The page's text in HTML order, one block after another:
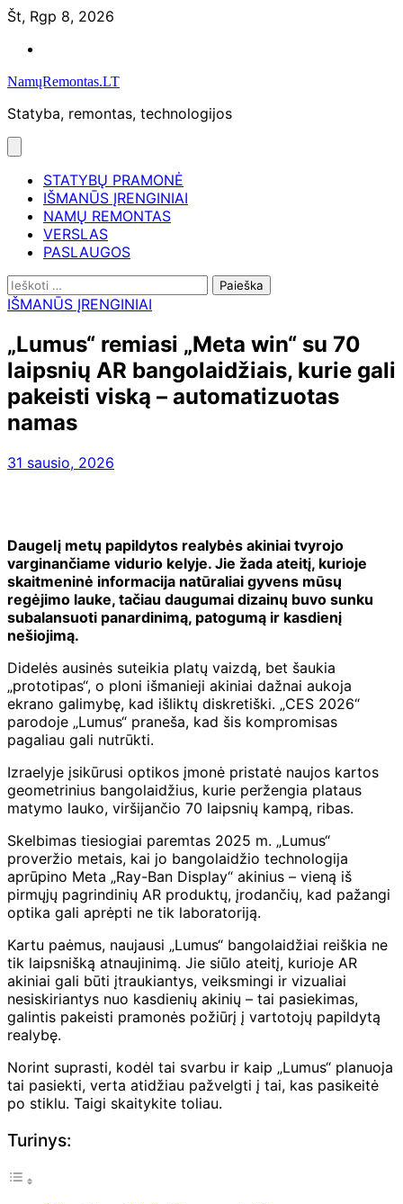
Skip
content
Št, Rgp 8, 2026
NamųRemontas.LT
Statyba, remontas, technologijos
STATYBŲ PRAMONĖ
IŠMANŪS ĮRENGINIAI
NAMŲ REMONTAS
VERSLAS
PASLAUGOS
Ieškoti:
IŠMANŪS ĮRENGINIAI
„Lumus“ remiasi „Meta win“ su 70
laipsnių AR bangolaidžiais, kurie gali
pakeisti viską – automatizuotas
namas
31 sausio, 2026
Daugelį metų papildytos realybės akiniai tvyrojo
varginančiame vidurio kelyje. Jie žada ateitį, kurioje
skaitmeninė informacija natūraliai gyvens mūsų
regėjimo lauke, tačiau daugumai dizainų buvo sunku
subalansuoti panardinimą, patogumą ir kasdienį
nešiojimą.
Didelės ausinės suteikia platų vaizdą, bet šaukia
„prototipas“, o ploni išmanieji akiniai dažnai aukoja
ekrano galimybę, kad išliktų diskretiški. „CES 2026“
parodoje „Lumus“ praneša, kad šis kompromisas
pagaliau gali nutrūkti.
Izraelyje įsikūrusi optikos įmonė pristatė naujos kartos
geometrinius bangolaidžius, kurie peržengia plataus
matymo lauko, viršijančio 70 laipsnių kampą, ribas.
Skelbimas tiesiogiai paremtas 2025 m. „Lumus“
proveržio metais, kai jo bangolaidžio technologija
aprūpino Meta „Ray-Ban Display“ akinius – vieną iš
pirmųjų pagrindinių AR produktų, įrodančių, kad pažangi
optika gali aprėpti ne tik laboratoriją.
Kartu paėmus, naujausi „Lumus“ bangolaidžiai reiškia ne
tik laipsnišką atnaujinimą. Jie siūlo ateitį, kurioje AR
akiniai gali būti įtraukiantys, veiksmingi ir vizualiai
nesiskiriantys nuo kasdienių akinių – tai pasiekimas,
galintis pakeisti pramonės požiūrį į vartotojų papildytą
realybę.
Norint suprasti, kodėl tai svarbu ir kaip „Lumus“ planuoja
tai pasiekti, verta atidžiau pažvelgti į tai, kas pasikeitė
po stiklu. Taigi skaitykite toliau.
Turinys: